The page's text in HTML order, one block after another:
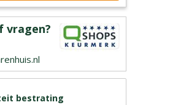
vragen?
bestrating